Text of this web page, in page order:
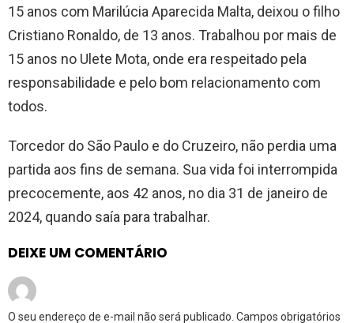
15 anos com Marilúcia Aparecida Malta, deixou o filho
Cristiano Ronaldo, de 13 anos. Trabalhou por mais de
15 anos no Ulete Mota, onde era respeitado pela
responsabilidade e pelo bom relacionamento com
todos.
Torcedor do São Paulo e do Cruzeiro, não perdia uma
partida aos fins de semana. Sua vida foi interrompida
precocemente, aos 42 anos, no dia 31 de janeiro de
2024, quando saía para trabalhar.
DEIXE UM COMENTÁRIO
O seu endereço de e-mail não será publicado. Campos obrigatórios